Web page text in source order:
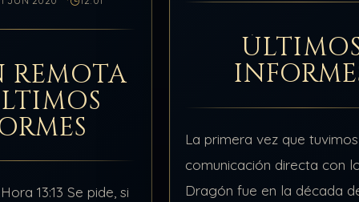
REMOTA
13:13 Se pide, si
La primera vez que tuvimos
comunicación directa con
Dragón fue en la década